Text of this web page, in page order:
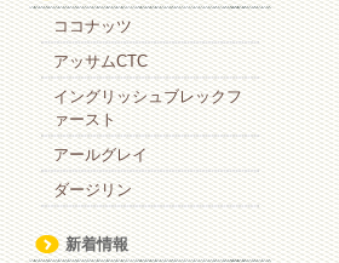
ココナッツ
アッサムCTC
イングリッシュブレックフ
ァースト
アールグレイ
ダージリン
新着情報